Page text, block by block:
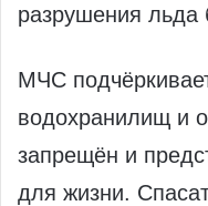
разрушения льда
МЧС
водохранилищ и
запрещён и
для жизни.